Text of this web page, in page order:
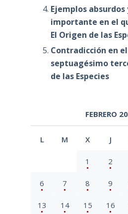
Ejemplos absurdos
importante en el
El Origen de las
Contradicción en
septuagésimo
de las Especies
FEBRERO
L M X J
1 2
6 7 8 9
13 14 15 16